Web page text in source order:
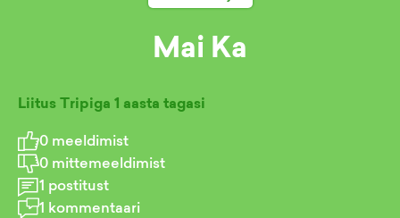
Mai Ka
Liitus Tripiga 1 aasta tagasi
0 meeldimist
0 mittemeeldimist
1 postitust
1 kommentaari